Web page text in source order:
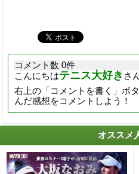
コメント数 0件
こんにちはテニス大好き さ
右上の「コメントを書く」ボ
んだ感想をコメントしよう！
オススメ